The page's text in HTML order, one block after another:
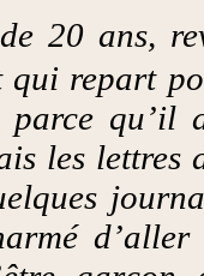
20 ans,
qui repart
parce qu’il
les lettres
d’aller